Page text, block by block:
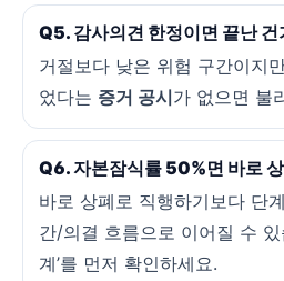
Q5. 감사의견 한정이면 끝난 건
거절보다 낮은 위험 구간이지
었다는 증거 공시가 없으면 불
Q6. 자본잠식률 50%면 바로
바로 상폐로 직행하기보다 단
간/의결 흐름으로 이어질 수
계’를 먼저 확인하세요.